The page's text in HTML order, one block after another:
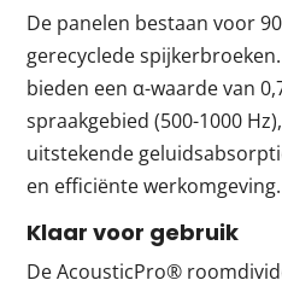
De panelen bestaan voor
gerecyclede
bieden een α-waarde van
spraakgebied (500-1000
uitstekende
en efficiënte werkomgeving.
Klaar voor gebruik
De AcousticPro®